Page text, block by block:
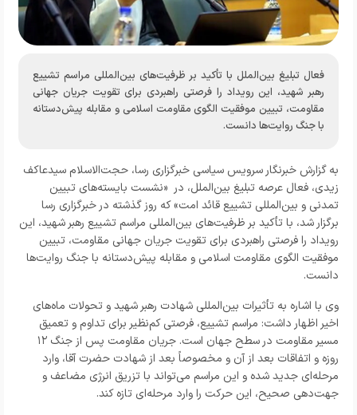
فعال تبلیغ بین‌الملل با تأکید بر ظرفیت‌های بین‌المللی مراسم تشییع
رهبر شهید، این رویداد را فرصتی راهبردی برای تقویت جریان جهانی
مقاومت، تبیین موفقیت الگوی مقاومت اسلامی و مقابله پیش‌دستانه
با جنگ روایت‌ها دانست.
به گزارش خبرنگار سرویس سیاسی خبرگزاری رسا، حجت‌الاسلام سیدعاکف
زیدی، فعال عرصه تبلیغ بین‌الملل، در «نشست بایسته‌های تبیین
تمدنی و بین‌المللی تشییع قائد امت» که روز گذشته در خبرگزاری رسا
برگزار شد، با تأکید بر ظرفیت‌های بین‌المللی مراسم تشییع رهبر شهید، این
رویداد را فرصتی راهبردی برای تقویت جریان جهانی مقاومت، تبیین
موفقیت الگوی مقاومت اسلامی و مقابله پیش‌دستانه با جنگ روایت‌ها
دانست.
وی با اشاره به تأثیرات بین‌المللی شهادت رهبر شهید و تحولات ماه‌های
اخیر اظهار داشت: مراسم تشییع، فرصتی کم‌نظیر برای تداوم و تعمیق
مسیر مقاومت در سطح جهان است. جریان مقاومت پس از جنگ ۱۲
روزه و اتفاقات بعد از آن و مخصوصاً بعد از شهادت حضرت آقا، وارد
مرحله‌ای جدید شده و این مراسم می‌تواند با تزریق انرژی مضاعف و
جهت‌دهی صحیح، این حرکت را وارد مرحله‌ای تازه کند.